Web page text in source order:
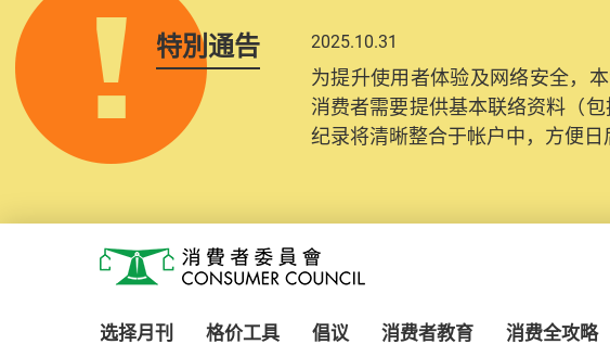
特別通告 2025.10.31
为提升使用者体验及网络安全，
消费者需要提供基本联络资料（
纪录将清晰整合于帐户中，方便日
消费者委员会
选择月刊 格价工具 倡议 消费者教育 消费全攻略